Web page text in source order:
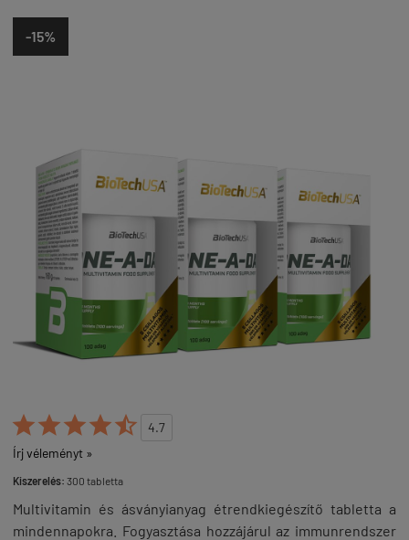
-15%

4.7
Írj véleményt »
Kiszerelés: 300 tabletta
Multivitamin és ásványianyag étrendkiegészítő tabletta a
mindennapokra. Fogyasztása hozzájárul az immunrendszer